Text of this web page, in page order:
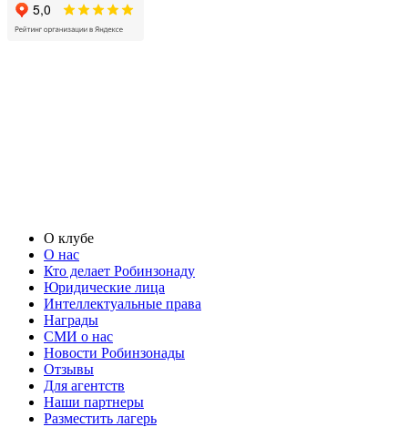
О клубе
О нас
Кто делает Робинзонаду
Юридические лица
Интеллектуальные права
Награды
СМИ о нас
Новости Робинзонады
Отзывы
Для агентств
Наши партнеры
Разместить лагерь